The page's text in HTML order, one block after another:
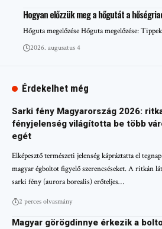
Hogyan előzzük meg a hőgutát a
Hőguta megelőzése Hőguta megelőzése:
2026. augusztus 4
Érdekelhet még
Sarki fény Magyarország 2026:
fényjelenség világította be több
egét
Elképesztő természeti jelenség kápráztatta el
magyar égboltot figyelő szerencséseket. A ritkán
sarki fény (aurora borealis) erőteljes…
2 perces olvasmány
Magyar görögdinnye érkezik a